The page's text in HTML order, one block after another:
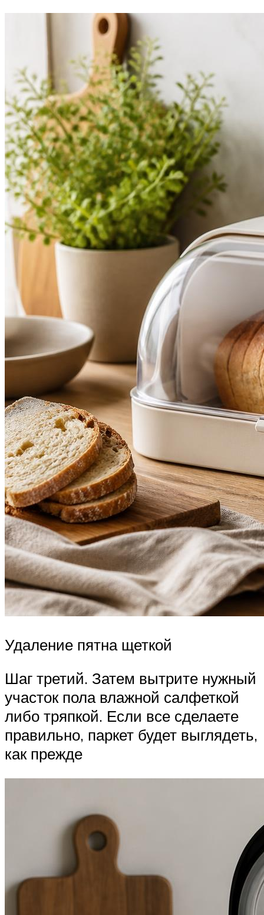
Удаление пятна щеткой
Шаг третий. Затем вытрите нужный
участок пола влажной салфеткой
либо тряпкой. Если все сделаете
правильно, паркет будет выглядеть,
как прежде